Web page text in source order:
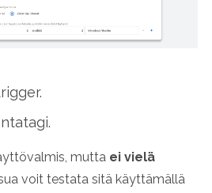
mutta ei vielä
voit testata sitä käyttämällä